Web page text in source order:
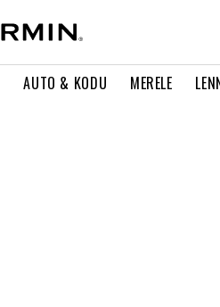
AUTO & KODU MERELE